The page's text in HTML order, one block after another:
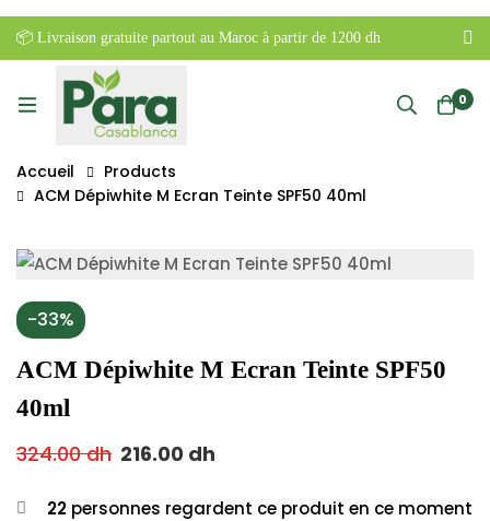
📦 Livraison gratuite partout au Maroc à partir de 1200 dh
0
Accueil
Products
ACM Dépiwhite M Ecran Teinte SPF50 40ml
-33%
ACM Dépiwhite M Ecran Teinte SPF50
40ml
324.00dh 216.00 dh
22 personnes regardent ce produit en ce moment